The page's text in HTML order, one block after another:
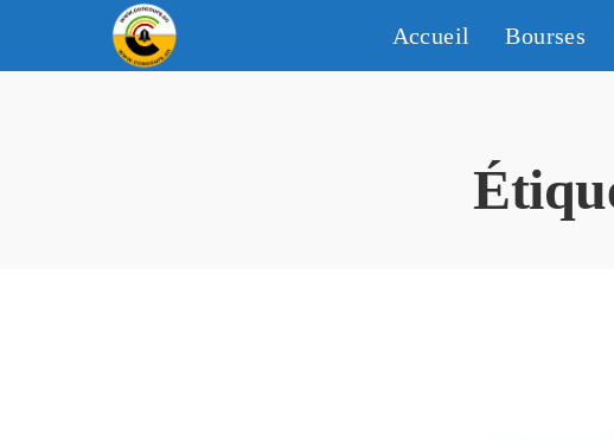
Accueil Bourses